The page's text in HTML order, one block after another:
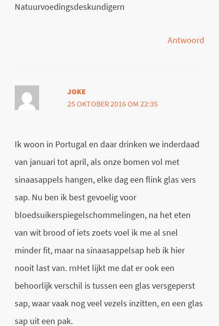
Natuurvoedingsdeskundigern
Antwoord
JOKE
25 OKTOBER 2016 OM 22:35
Ik woon in Portugal en daar drinken we inderdaad
van januari tot april, als onze bomen vol met
sinaasappels hangen, elke dag een flink glas vers
sap. Nu ben ik best gevoelig voor
bloedsuikerspiegelschommelingen, na het eten
van wit brood of iets zoets voel ik me al snel
minder fit, maar na sinaasappelsap heb ik hier
nooit last van. rnHet lijkt me dat er ook een
behoorlijk verschil is tussen een glas versgeperst
sap, waar vaak nog veel vezels inzitten, en een glas
sap uit een pak.